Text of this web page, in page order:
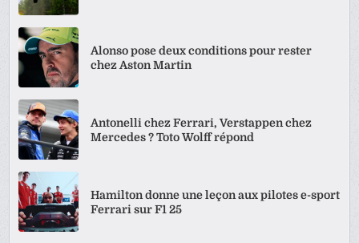
Alonso pose deux conditions pour rester
chez Aston Martin
Antonelli chez Ferrari, Verstappen chez
Mercedes ? Toto Wolff répond
Hamilton donne une leçon aux pilotes e-sport
Ferrari sur F1 25